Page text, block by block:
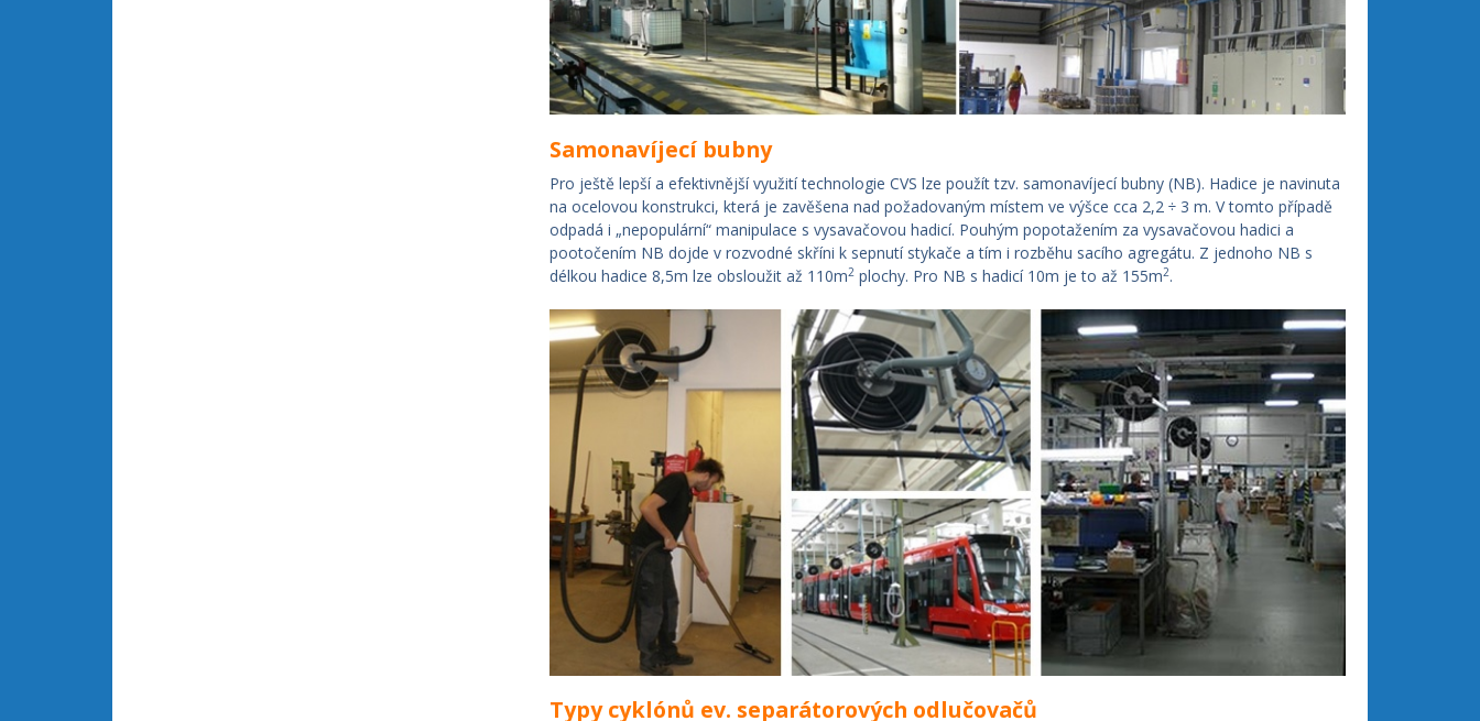
Samonavíjecí bubny
Pro ještě lepší a efektivnější využití technologie CVS lze použít tzv. samonavíjecí bubny (NB). Hadice je navinuta
na ocelovou konstrukci, která je zavěšena nad požadovaným místem ve výšce cca 2,2 ÷ 3 m. V tomto případě
odpadá i „nepopulární“ manipulace s vysavačovou hadicí. Pouhým popotažením za vysavačovou hadici a
pootočením NB dojde v rozvodné skříni k sepnutí stykače a tím i rozběhu sacího agregátu. Z jednoho NB s
délkou hadice 8,5m lze obsloužit až 110m2plochy. Pro NB s hadicí 10m je to až 155m2.
Typy cyklónů ev. separátorových odlučovačů